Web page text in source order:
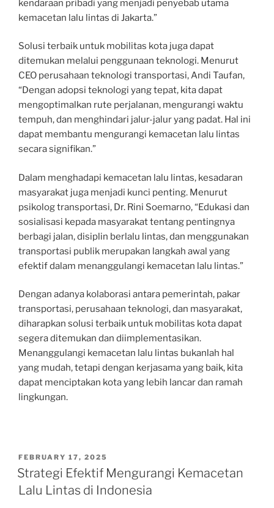
kendaraan pribadi yang menjadi penyebab utama
kemacetan lalu lintas di Jakarta.”
Solusi terbaik untuk mobilitas kota juga dapat
ditemukan melalui penggunaan teknologi. Menurut
CEO perusahaan teknologi transportasi, Andi Taufan,
“Dengan adopsi teknologi yang tepat, kita dapat
mengoptimalkan rute perjalanan, mengurangi waktu
tempuh, dan menghindari jalur-jalur yang padat. Hal ini
dapat membantu mengurangi kemacetan lalu lintas
secara signifikan.”
Dalam menghadapi kemacetan lalu lintas, kesadaran
masyarakat juga menjadi kunci penting. Menurut
psikolog transportasi, Dr. Rini Soemarno, “Edukasi dan
sosialisasi kepada masyarakat tentang pentingnya
berbagi jalan, disiplin berlalu lintas, dan menggunakan
transportasi publik merupakan langkah awal yang
efektif dalam menanggulangi kemacetan lalu lintas.”
Dengan adanya kolaborasi antara pemerintah, pakar
transportasi, perusahaan teknologi, dan masyarakat,
diharapkan solusi terbaik untuk mobilitas kota dapat
segera ditemukan dan diimplementasikan.
Menanggulangi kemacetan lalu lintas bukanlah hal
yang mudah, tetapi dengan kerjasama yang baik, kita
dapat menciptakan kota yang lebih lancar dan ramah
lingkungan.
POSTED
ON
FEBRUARY 17, 2025
Strategi Efektif Mengurangi Kemacetan
Lalu Lintas di Indonesia